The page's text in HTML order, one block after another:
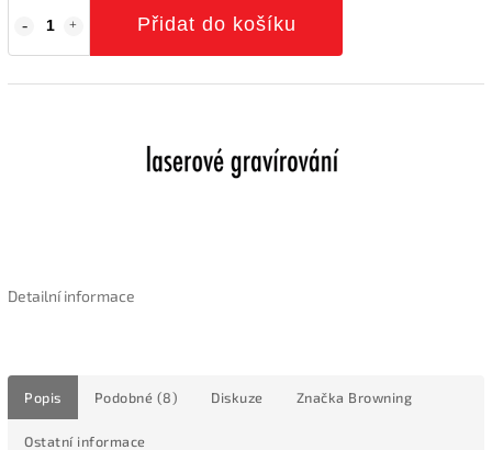
Přidat do košíku
Detailní informace
Popis Podobné (8) Diskuze Značka Browning
Ostatní informace